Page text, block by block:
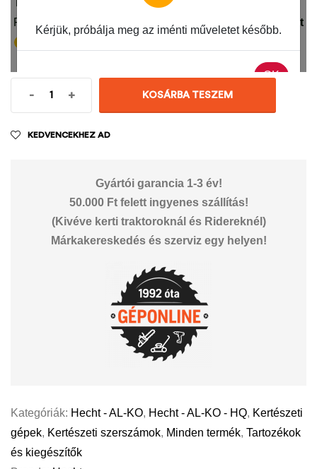
- + KOSÁRBA TESZEM
KEDVENCEKHEZ AD
Gyártói garancia 1-3 év!
50.000 Ft felett ingyenes szállítás!
(Kivéve kerti traktoroknál és Ridereknél)
Márkakereskedés és szerviz egy helyen!
Kategóriák: Hecht - AL-KO, Hecht - AL-KO - HQ, Kertészeti
gépek, Kertészeti szerszámok, Minden termék, Tartozékok
és kiegészítők